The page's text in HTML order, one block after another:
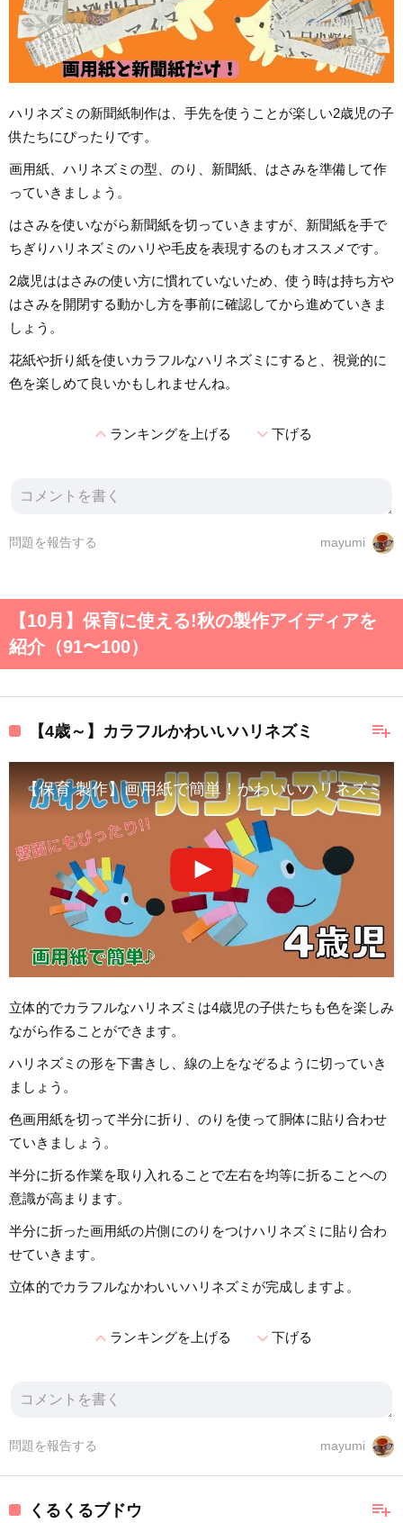
ハリネズミの新聞紙制作は、手先を使うことが楽しい2歳児の子
供たちにぴったりです。
画用紙、ハリネズミの型、のり、新聞紙、はさみを準備して作
っていきましょう。
はさみを使いながら新聞紙を切っていきますが、新聞紙を手で
ちぎりハリネズミのハリや毛皮を表現するのもオススメです。
2歳児ははさみの使い方に慣れていないため、使う時は持ち方や
はさみを開閉する動かし方を事前に確認してから進めていきま
しょう。
花紙や折り紙を使いカラフルなハリネズミにすると、視覚的に
色を楽しめて良いかもしれませんね。
expand_lessランキングを上げる expand_more下げる
mayumi
問題を報告する
【10月】保育に使える!秋の製作アイディアを
紹介（91〜100）
playlist_add
【4歳～】カラフルかわいいハリネズミ
【保育 製作】画用紙で簡単！かわいいハリネズミ
立体的でカラフルなハリネズミは4歳児の子供たちも色を楽しみ
ながら作ることができます。
ハリネズミの形を下書きし、線の上をなぞるように切っていき
ましょう。
色画用紙を切って半分に折り、のりを使って胴体に貼り合わせ
ていきましょう。
半分に折る作業を取り入れることで左右を均等に折ることへの
意識が高まります。
半分に折った画用紙の片側にのりをつけハリネズミに貼り合わ
せていきます。
立体的でカラフルなかわいいハリネズミが完成しますよ。
expand_lessランキングを上げる expand_more下げる
mayumi
問題を報告する
playlist_add
くるくるブドウ